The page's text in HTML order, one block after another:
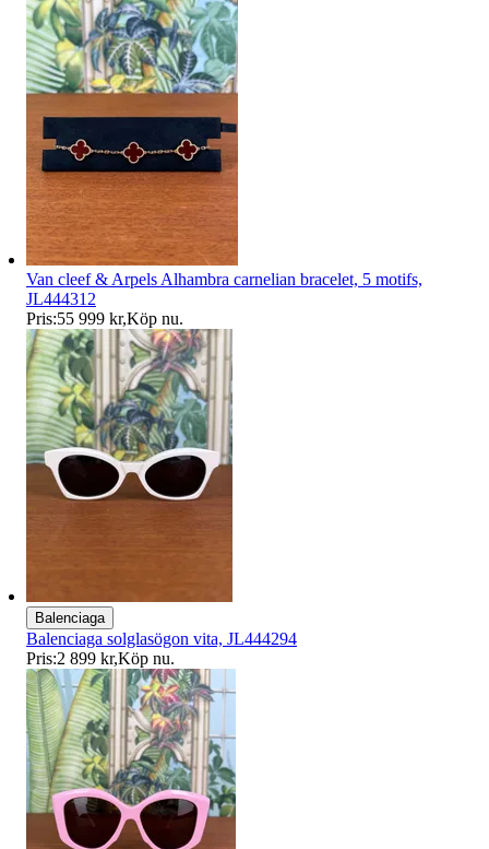
Van cleef & Arpels Alhambra carnelian bracelet, 5 motifs,
JL444312
Pris:55 999 kr,Köp nu.
Balenciaga
Balenciaga solglasögon vita, JL444294
Pris:2 899 kr,Köp nu.